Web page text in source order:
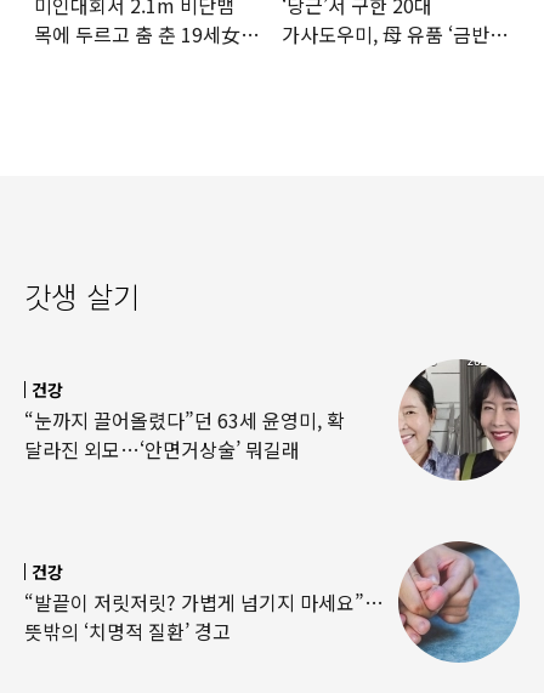
목에 두르고 춤 춘 19세女
가사도우미, 母 유품 ‘금반지
갓생 살기
건강
“눈까지 끌어올렸다”던 63세 윤영미, 확
달라진 외모…‘안면거상술’ 뭐길래
건강
“발끝이 저릿저릿? 가볍게 넘기지 마세요”…
뜻밖의 ‘치명적 질환’ 경고